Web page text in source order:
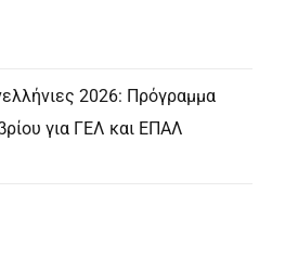
2026: Πρόγραμμα
για ΓΕΛ και ΕΠΑΛ